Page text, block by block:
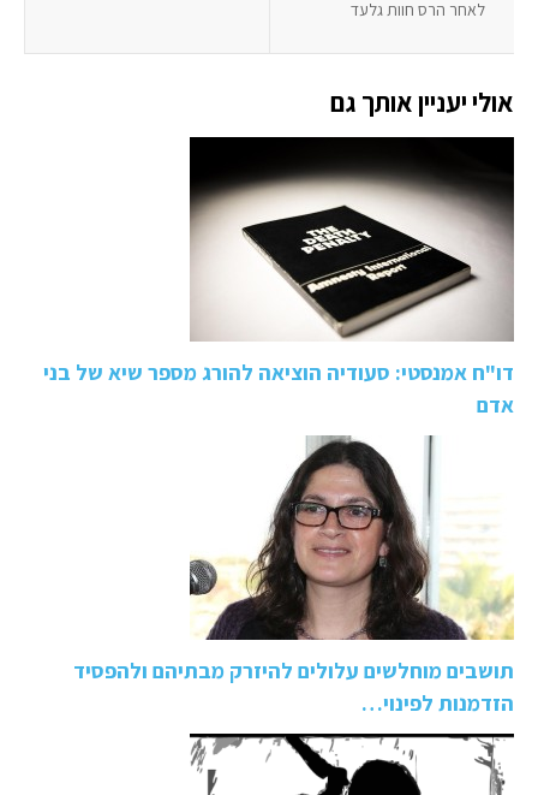
לאחר הרס חוות גלעד
אולי יעניין אותך גם
דו"ח אמנסטי: סעודיה הוציאה להורג מספר שיא של בני
אדם
תושבים מוחלשים עלולים להיזרק מבתיהם ולהפסיד
הזדמנות לפינוי…